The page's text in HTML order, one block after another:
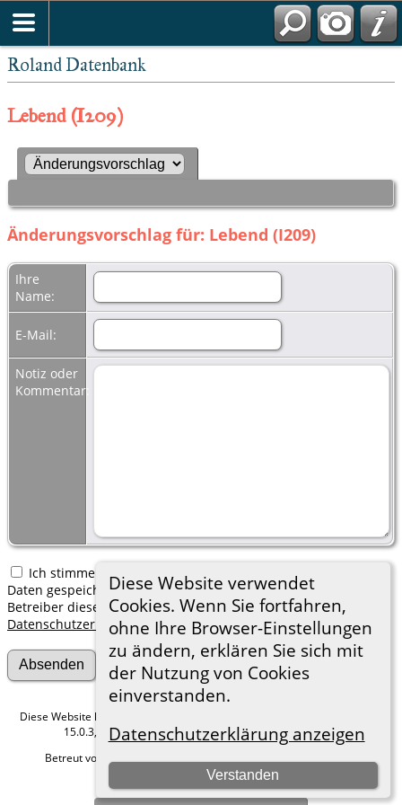
Roland Datenbank
Diese Website verwendet
Cookies. Wenn Sie fortfahren,
ohne Ihre Browser-Einstellungen
zu ändern, erklären Sie sich mit
der Nutzung von Cookies
einverstanden.
Datenschutzerklärung anzeigen
Verstanden
Lebend (I209)
Änderungsvorschlag für: Lebend (I209)
Ihre
Name:
E-Mail:
Notiz oder
Kommentar:
Ich stimme zu, dass meine hier erfassten persönlichen
Daten gespeichert werden. Ich verstehe, dass ich jederzeit den
Betreiber dieser Website bitten kann, diese Daten zu löschen.
Datenschutzerklärung
Diese Website läuft mit
15.0.3, programmiert von Darrin Lythgoe © 2001-2026.
Betreut von
Hier geht es zum Impressum